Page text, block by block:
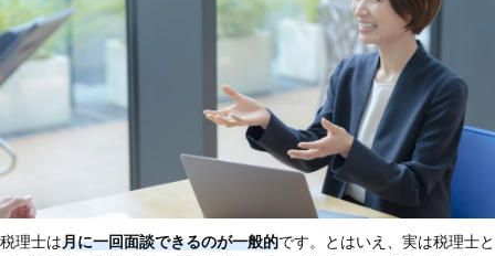
税理士は月に一回面談できるのが一般的です。とはいえ、実は税理士と